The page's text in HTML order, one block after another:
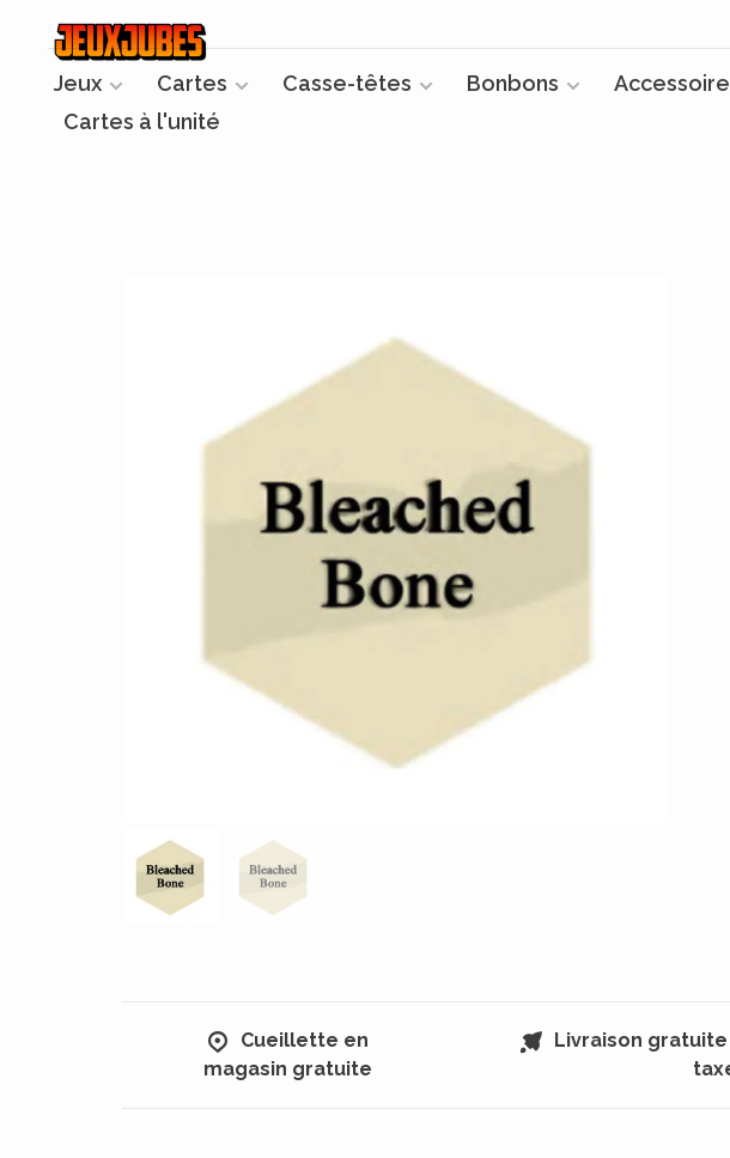
Jeux Cartes Casse-têtes Bonbons
Cartes à l'unité
Cueillette en
magasin gratuite
Livraison